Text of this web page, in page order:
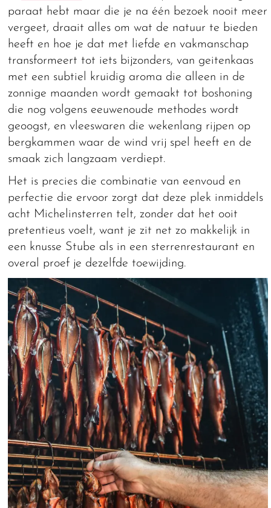
paraat hebt maar die je na één bezoek nooit meer
vergeet, draait alles om wat de natuur te bieden
heeft en hoe je dat met liefde en vakmanschap
transformeert tot iets bijzonders, van geitenkaas
met een subtiel kruidig aroma die alleen in de
zonnige maanden wordt gemaakt tot boshoning
die nog volgens eeuwenoude methodes wordt
geoogst, en vleeswaren die wekenlang rijpen op
bergkammen waar de wind vrij spel heeft en de
smaak zich langzaam verdiept.
Het is precies die combinatie van eenvoud en
perfectie die ervoor zorgt dat deze plek inmiddels
acht Michelinsterren telt, zonder dat het ooit
pretentieus voelt, want je zit net zo makkelijk in
een knusse Stube als in een sterrenrestaurant en
overal proef je dezelfde toewijding.